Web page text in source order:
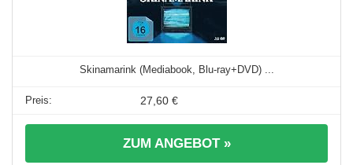
Skinamarink (Mediabook, Blu-ray+DVD) ...
27,60 €
ZUM ANGEBOT »